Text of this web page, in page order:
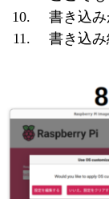
書き込み
書き込み